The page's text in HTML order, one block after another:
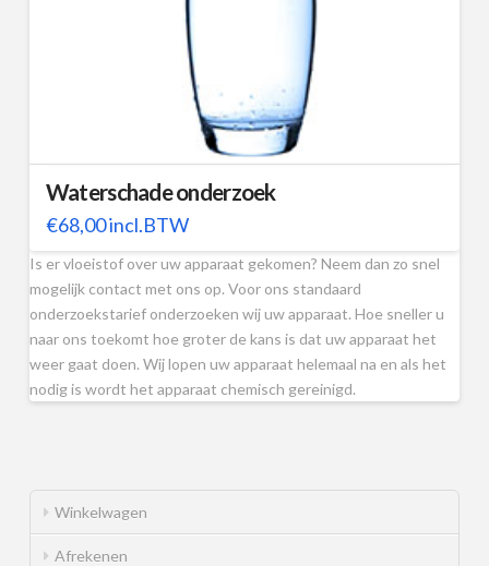
Waterschade onderzoek
€68,00incl.BTW
Is er vloeistof over uw apparaat gekomen? Neem dan zo snel
mogelijk contact met ons op. Voor ons standaard
onderzoekstarief onderzoeken wij uw apparaat. Hoe sneller u
naar ons toekomt hoe groter de kans is dat uw apparaat het
weer gaat doen. Wij lopen uw apparaat helemaal na en als het
nodig is wordt het apparaat chemisch gereinigd.
Winkelwagen
Afrekenen